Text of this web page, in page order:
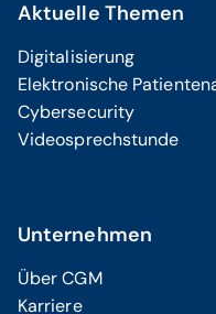
Aktuelle Themen
Digitalisierung
Elektronische
Cybersecurity
Videosprechstunde
Unternehmen
Über CGM
Karriere